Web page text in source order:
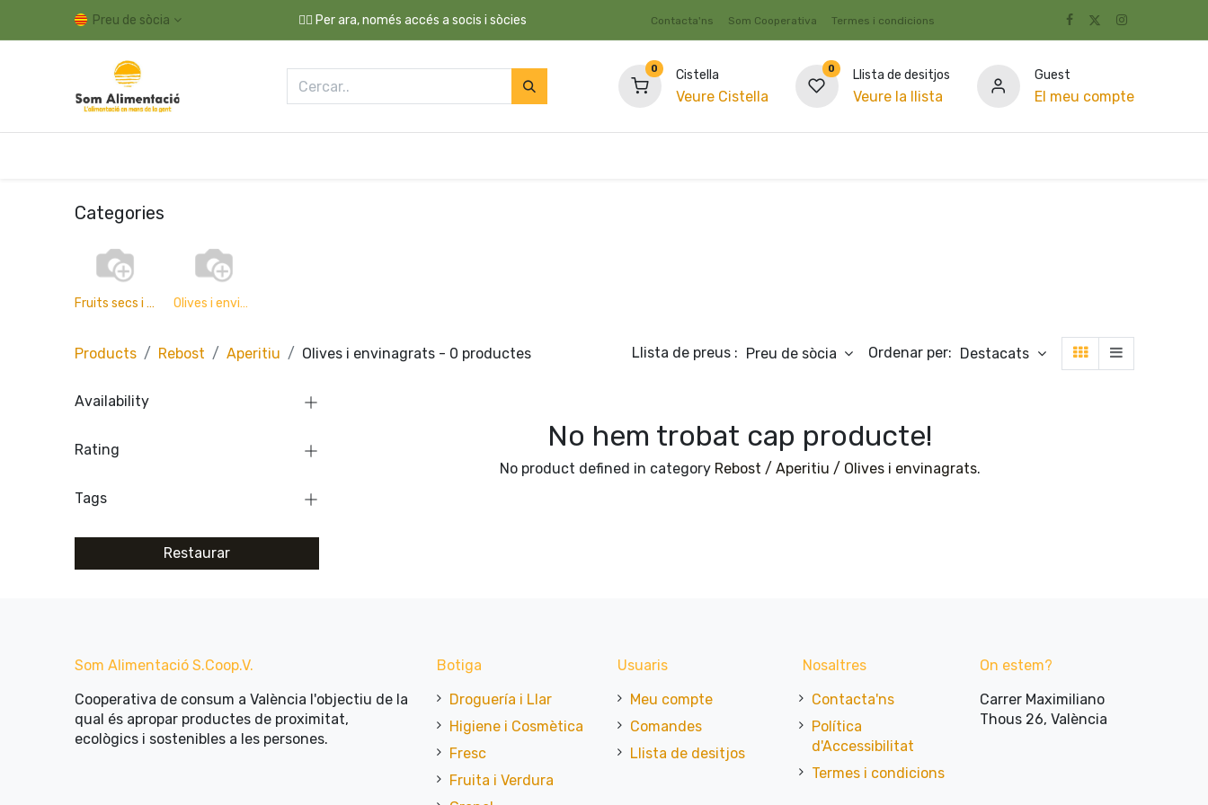
Preu de sòcia 👉🏼 Per ara, només accés a socis i sòcies Contacta'ns Som Cooperativa Termes i condicions
0 Cistella
Veure Cistella
0 Llista de desitjos
Veure la llista
Guest
El meu compte
Categories
Fruits secs i snack Olives i envinagrats
Products Rebost Aperitiu Olives i envinagrats- 0 productes Llista de preus : Preu de sòcia Ordenar per: Destacats
Availability
Rating
Tags
Restaurar
No hem trobat cap producte!
No product defined in category Rebost / Aperitiu / Olives i envinagrats.
Som Alimentació​ ​S.Coop.V.
Cooperativa de consum a València l'objectiu de la
qual és apropar productes de proximitat,
ecològics i sostenibles a les persones.
Botiga
Droguería i Llar
Higiene i Cosmètica
Fresc
Fruita i Verdura
Usuaris
Meu compte
Comandes
Llista de desitjos
Nosaltres
Contacta'ns
Política
d'Accessibilitat​
Termes i condicions
On estem?
Carrer Maximiliano
Thous 26, València